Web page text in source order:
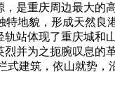
是重庆周边最大的高
地貌，形成天然
站体现了重庆城和
并为之扼腕叹息的革
建筑，依山就势